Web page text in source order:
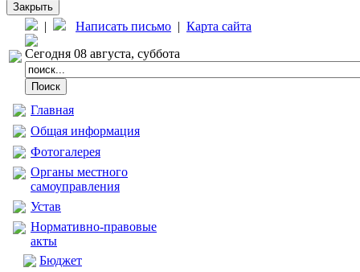
Закрыть
| Написать письмо | Карта сайта
Сегодня 08 августа, суббота
Главная
Общая информация
Фотогалерея
Органы местного
самоуправления
Устав
Нормативно-правовые
акты
Бюджет